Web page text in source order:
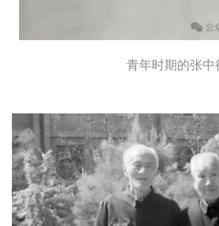
青年时期的张中